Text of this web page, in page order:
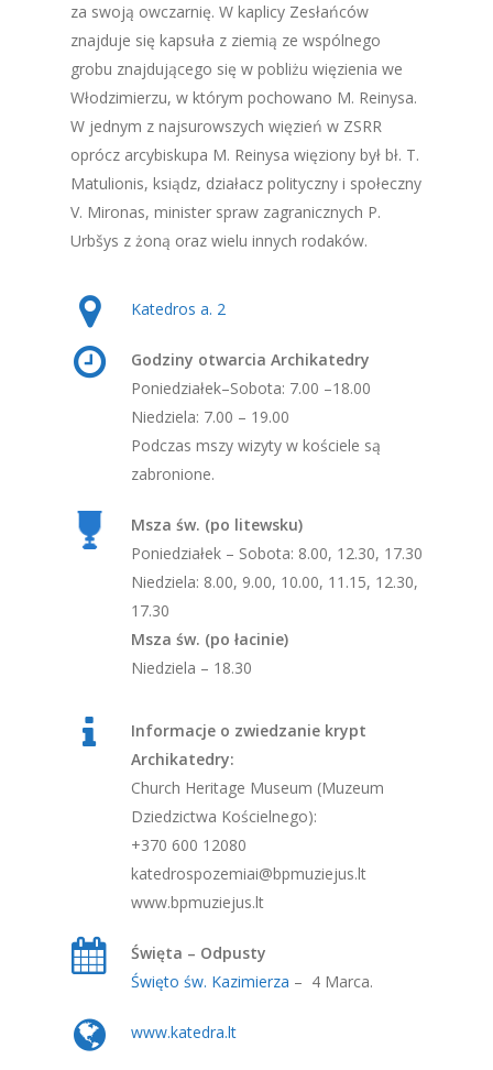
za swoją owczarnię. W kaplicy Zesłańców
znajduje się kapsuła z ziemią ze wspólnego
grobu znajdującego się w pobliżu więzienia we
Włodzimierzu, w którym pochowano M. Reinysa.
W jednym z najsurowszych więzień w ZSRR
oprócz arcybiskupa M. Reinysa więziony był bł. T.
Matulionis, ksiądz, działacz polityczny i społeczny
V. Mironas, minister spraw zagranicznych P.
Urbšys z żoną oraz wielu innych rodaków.
Katedros a. 2
Godziny otwarcia Archikatedry
Poniedziałek–Sobota: 7.00 –18.00
Niedziela: 7.00 – 19.00
Podczas mszy wizyty w kościele są
zabronione.
Msza św. (po litewsku)
Poniedziałek – Sobota: 8.00, 12.30, 17.30
Niedziela: 8.00, 9.00, 10.00, 11.15, 12.30,
17.30
Msza św. (po łacinie)
Niedziela – 18.30
Informacje o zwiedzanie krypt
Archikatedry:
Church Heritage Museum (Muzeum
Dziedzictwa Kościelnego):
+370 600 12080
katedrospozemiai@bpmuziejus.lt
www.bpmuziejus.lt
Święta – Odpusty
Święto św. Kazimierza – 4 Marca.
www.katedra.lt